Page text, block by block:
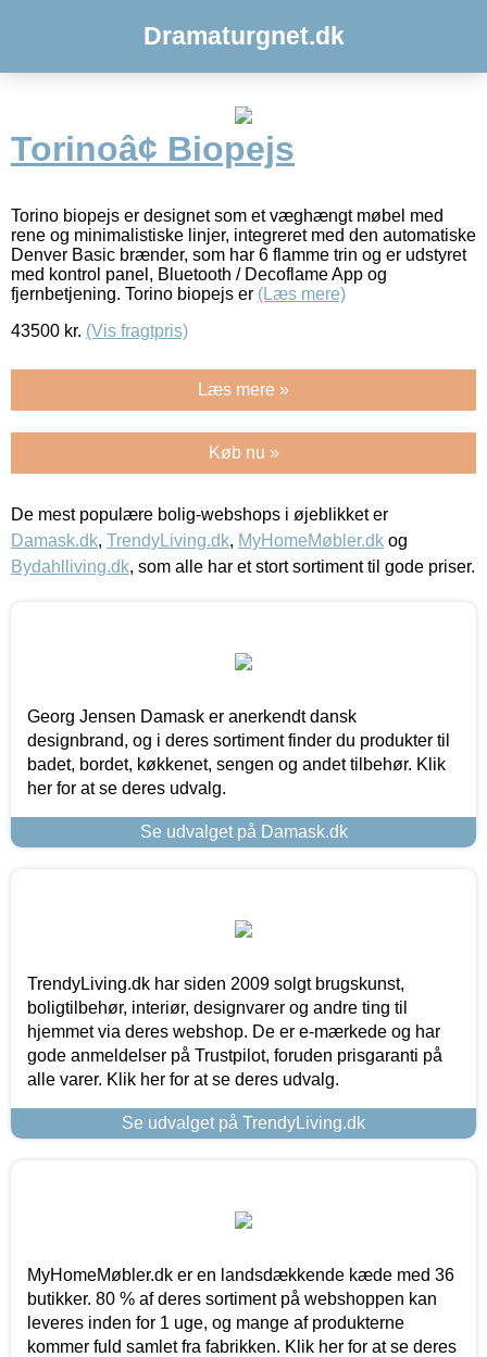
Dramaturgnet.dk
Torinoâ¢ Biopejs
Torino biopejs er designet som et væghængt møbel med
rene og minimalistiske linjer, integreret med den automatiske
Denver Basic brænder, som har 6 flamme trin og er udstyret
med kontrol panel, Bluetooth / Decoflame App og
fjernbetjening. Torino biopejs er (Læs mere)
43500 kr. (Vis fragtpris)
Læs mere »
Køb nu »
De mest populære bolig-webshops i øjeblikket er
Damask.dk, TrendyLiving.dk, MyHomeMøbler.dk og
Bydahlliving.dk, som alle har et stort sortiment til gode priser.
Georg Jensen Damask er anerkendt dansk
designbrand, og i deres sortiment finder du produkter til
badet, bordet, køkkenet, sengen og andet tilbehør. Klik
her for at se deres udvalg.
Se udvalget på Damask.dk
TrendyLiving.dk har siden 2009 solgt brugskunst,
boligtilbehør, interiør, designvarer og andre ting til
hjemmet via deres webshop. De er e-mærkede og har
gode anmeldelser på Trustpilot, foruden prisgaranti på
alle varer. Klik her for at se deres udvalg.
Se udvalget på TrendyLiving.dk
MyHomeMøbler.dk er en landsdækkende kæde med 36
butikker. 80 % af deres sortiment på webshoppen kan
leveres inden for 1 uge, og mange af produkterne
kommer fuld samlet fra fabrikken. Klik her for at se deres